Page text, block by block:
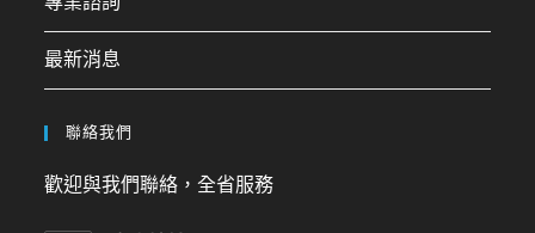
最新消息
聯絡我們
歡迎與我們聯絡，全省服務